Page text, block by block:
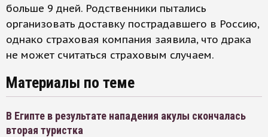
больше 9 дней. Родственники пытались
организовать доставку пострадавшего в Россию,
однако страховая компания заявила, что драка
не может считаться страховым случаем.
Материалы по теме
В Египте в результате нападения акулы скончалась
вторая туристка